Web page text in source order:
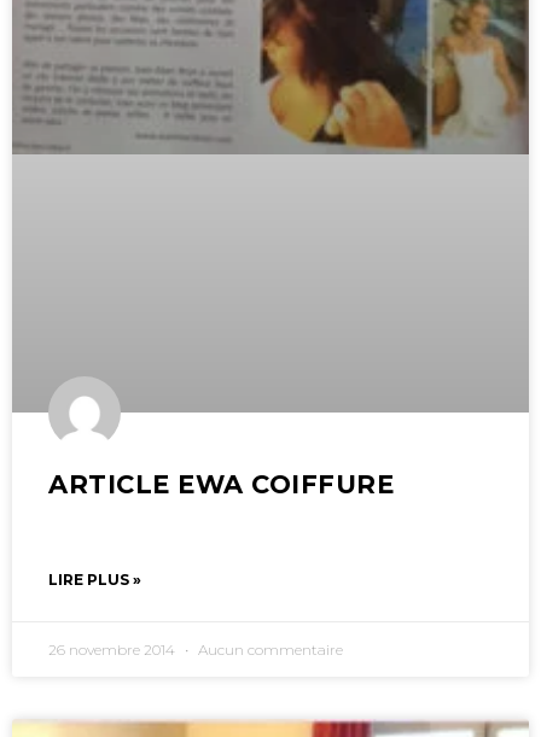
ARTICLE EWA COIFFURE
LIRE PLUS »
26 novembre 2014 Aucun commentaire